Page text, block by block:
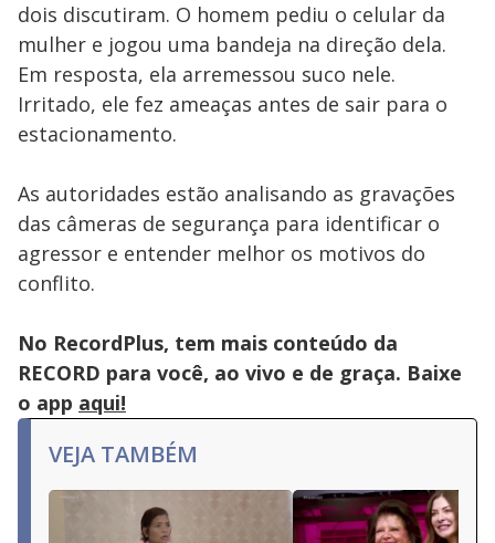
dois discutiram. O homem pediu o celular da
mulher e jogou uma bandeja na direção dela.
Em resposta, ela arremessou suco nele.
Irritado, ele fez ameaças antes de sair para o
estacionamento.
As autoridades estão analisando as gravações
das câmeras de segurança para identificar o
agressor e entender melhor os motivos do
conflito.
No RecordPlus, tem mais conteúdo da
RECORD para você, ao vivo e de graça. Baixe
o app aqui!
VEJA TAMBÉM